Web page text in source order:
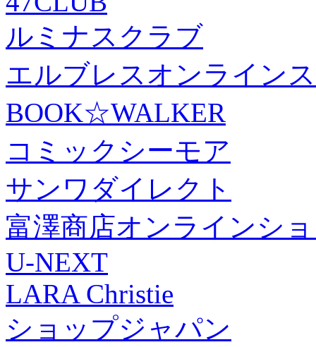
ルミナスクラブ
エルブレスオンライン
BOOK☆WALKER
コミックシーモア
サンワダイレクト
富澤商店オンラインシ
U-NEXT
LARA Christie
ショップジャパン